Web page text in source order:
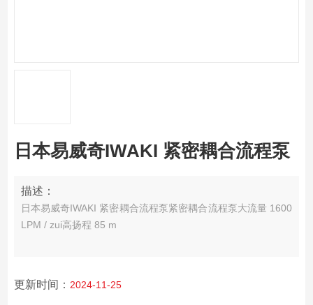
日本易威奇IWAKI 紧密耦合流程泵
描述：
日本易威奇IWAKI 紧密耦合流程泵紧密耦合流程泵大流量 1600
LPM / zui高扬程 85 m
更新时间： 2024-11-25